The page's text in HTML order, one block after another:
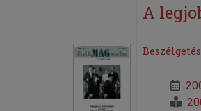
A